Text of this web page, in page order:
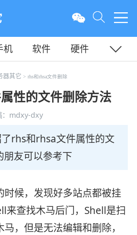
机 软件
硬件
器
器其它 > rhs和rhsa文件删除
性的文件删除方法
mdxy-dxy
rhs和rhsa文件属性的文
朋友可以参考下
时候，发现好多站点都被挂
来查找木马后门，Shell是扫
，但是无法编辑和删除，